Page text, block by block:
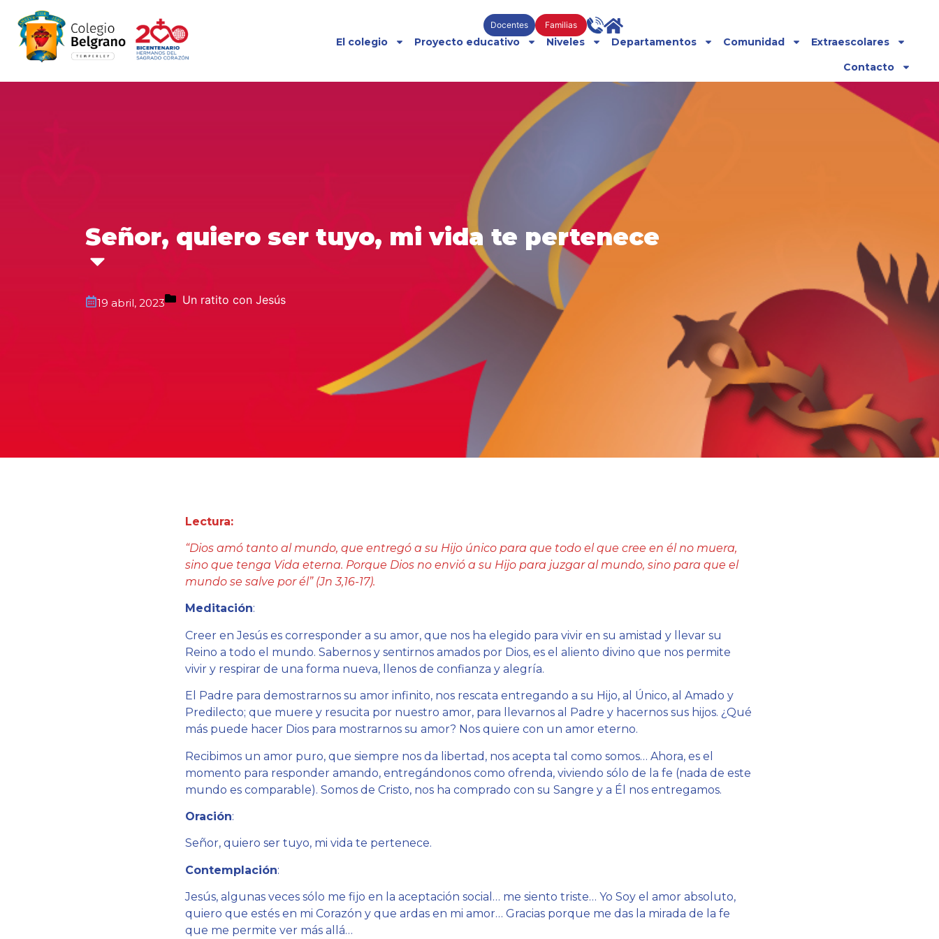
Docentes Familias
El colegio Proyecto educativo Niveles Departamentos Comunidad
Extraescolares
Contacto
Señor, quiero ser tuyo, mi vida te pertenece
19 abril, 2023 Un ratito con Jesús
Lectura:
“Dios amó tanto al mundo, que entregó a su Hijo único para que todo el que cree en él no muera,
sino que tenga Vida eterna. Porque Dios no envió a su Hijo para juzgar al mundo, sino para que el
mundo se salve por él” (Jn 3,16-17).
Meditación:
Creer en Jesús es corresponder a su amor, que nos ha elegido para vivir en su amistad y llevar su
Reino a todo el mundo. Sabernos y sentirnos amados por Dios, es el aliento divino que nos permite
vivir y respirar de una forma nueva, llenos de confianza y alegría.
El Padre para demostrarnos su amor infinito, nos rescata entregando a su Hijo, al Único, al Amado y
Predilecto; que muere y resucita por nuestro amor, para llevarnos al Padre y hacernos sus hijos. ¿Qué
más puede hacer Dios para mostrarnos su amor? Nos quiere con un amor eterno.
Recibimos un amor puro, que siempre nos da libertad, nos acepta tal como somos… Ahora, es el
momento para responder amando, entregándonos como ofrenda, viviendo sólo de la fe (nada de este
mundo es comparable). Somos de Cristo, nos ha comprado con su Sangre y a Él nos entregamos.
Oración:
Señor, quiero ser tuyo, mi vida te pertenece.
Contemplación:
Jesús, algunas veces sólo me fijo en la aceptación social… me siento triste… Yo Soy el amor absoluto,
quiero que estés en mi Corazón y que ardas en mi amor… Gracias porque me das la mirada de la fe
que me permite ver más allá…